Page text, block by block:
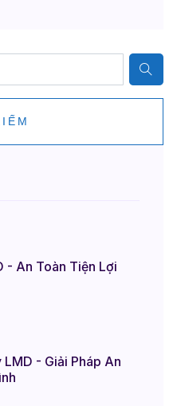
- An Toàn Tiện Lợi
- Giải Pháp An